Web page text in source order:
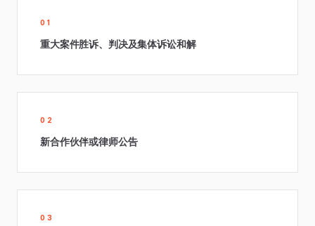
01
重大案件胜诉、判决及集体诉讼和解
02
新合作伙伴或律师公告
03